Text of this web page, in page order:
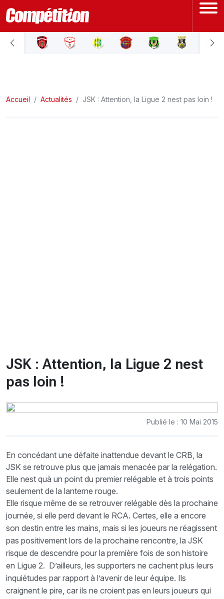
ACCUEIL
LIGUE 2
Accueil Actualités JSK : Attention, la Ligue 2 nest pas loin !
JSK : Attention, la Ligue 2 nest
pas loin !
Publié le : 10 Mai 2015
En concédant une défaite inattendue devant le CRB, la
JSK se retrouve plus que jamais menacée par la relégation.
Elle nest quà un point du premier relégable et à trois points
seulement de la lanterne rouge.
Elle risque même de se retrouver relégable dès la prochaine
journée, si elle perd devant le RCA. Certes, elle a encore
son destin entre les mains, mais si les joueurs ne réagissent
pas positivement lors de la prochaine rencontre, la JSK
risque de descendre pour la première fois de son histoire
en Ligue 2. D’ailleurs, les supporters ne cachent plus leurs
inquiétudes par rapport à l’avenir de leur équipe. Ils
craignent le pire, car ils ne croient pas en leurs joueurs qui